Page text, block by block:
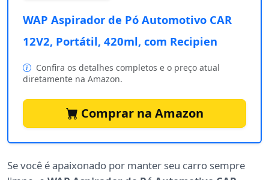
WAP Aspirador de Pó Automotivo CAR
12V2, Portátil, 420ml, com Recipien
Confira os detalhes completos e o preço atual
diretamente na Amazon.
Comprar na Amazon
Se você é apaixonado por manter seu carro sempre